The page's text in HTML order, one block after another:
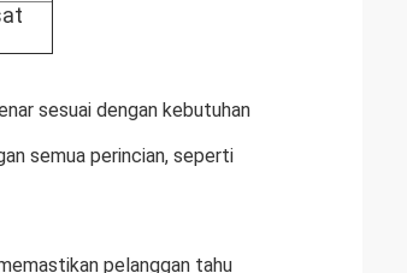
sesuai dengan kebutuhan
semua perincian, seperti
pelanggan tahu